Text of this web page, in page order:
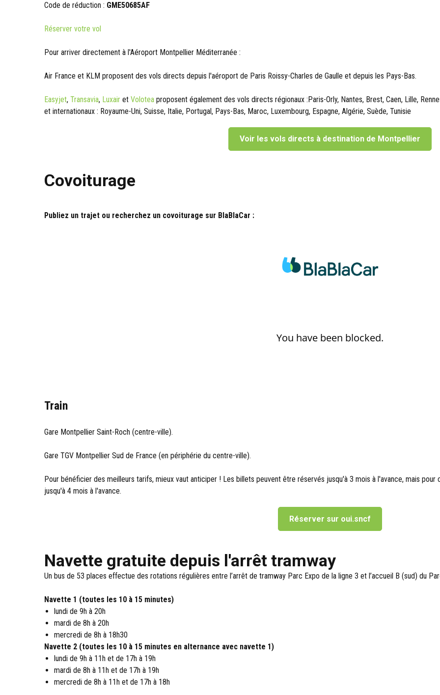
Code de réduction : GME50685AF
Réserver votre vol
Pour arriver directement à l'Aéroport Montpellier Méditerranée :
Air France et KLM proposent des vols directs depuis l'aéroport de Paris Roissy-Charles de Gaulle et depuis les Pays-Bas.
Easyjet, Transavia, Luxair et Volotea proposent également des vols directs régionaux :Paris-Orly, Nantes, Brest, Caen, Lille,
et internationaux : Royaume-Uni, Suisse, Italie, Portugal, Pays-Bas, Maroc, Luxembourg, Espagne, Algérie, Suède, Tunisie
Voir les vols directs à destination de Montpellier
Covoiturage
Publiez un trajet ou recherchez un covoiturage sur BlaBlaCar :
Train
Gare Montpellier Saint-Roch (centre-ville).
Gare TGV Montpellier Sud de France (en périphérie du centre-ville).
Pour bénéficier des meilleurs tarifs, mieux vaut anticiper ! Les billets peuvent être réservés jusqu'à 3 mois à l'avance, mais
jusqu'à 4 mois à l'avance.
Réserver sur oui.sncf
Navette gratuite depuis l'arrêt tramway
Un bus de 53 places effectue des rotations régulières entre l’arrêt de tramway Parc Expo de la ligne 3 et l’accueil B (sud) du
Navette 1 (toutes les 10 à 15 minutes)
lundi de 9h à 20h
mardi de 8h à 20h
mercredi de 8h à 18h30
Navette 2 (toutes les 10 à 15 minutes en alternance avec navette 1)
lundi de 9h à 11h et de 17h à 19h
mardi de 8h à 11h et de 17h à 19h
mercredi de 8h à 11h et de 17h à 18h